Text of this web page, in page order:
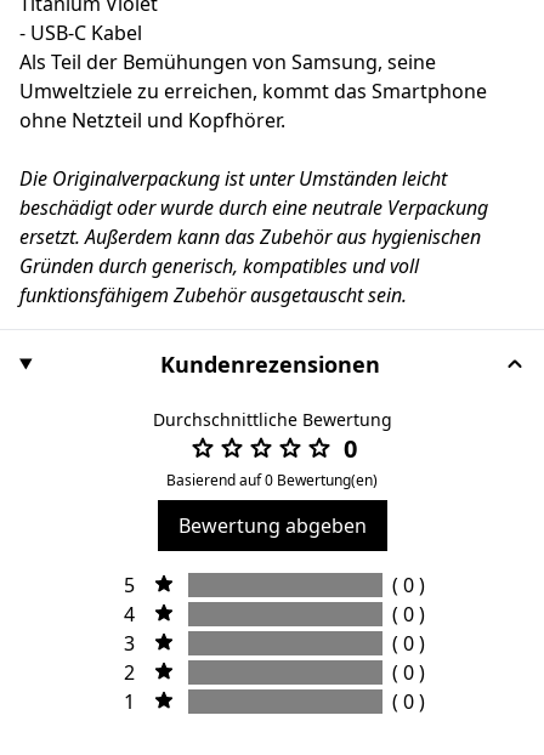
- USB-C Kabel
Als Teil der Bemühungen von Samsung, seine
Umweltziele zu erreichen, kommt das Smartphone
ohne Netzteil und Kopfhörer.
Die Originalverpackung ist unter Umständen leicht
beschädigt oder wurde durch eine neutrale Verpackung
ersetzt. Außerdem kann das Zubehör aus hygienischen
Gründen durch generisch, kompatibles und voll
funktionsfähigem Zubehör ausgetauscht sein.
Kundenrezensionen
Durchschnittliche Bewertung
0
Basierend auf 0 Bewertung(en)
Bewertung abgeben
5
( 0 )
4
( 0 )
3
( 0 )
2
( 0 )
1
( 0 )